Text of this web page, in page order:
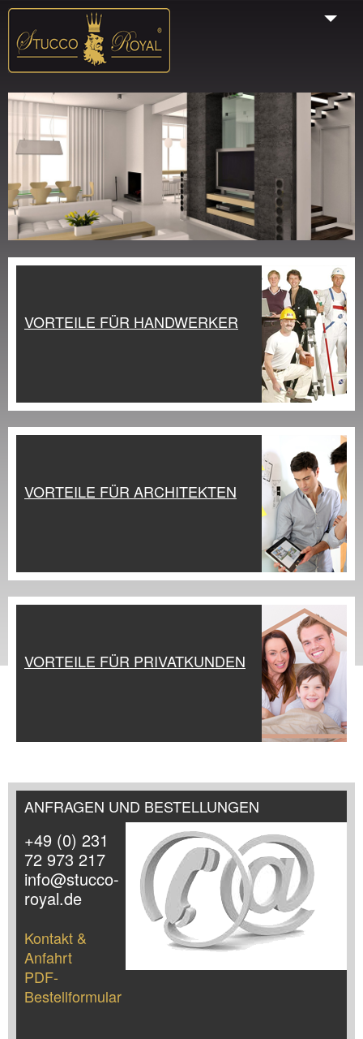
Start
Unternehmen
Produkte
Farbauswahl
Blog
VORTEILE FÜR HANDWERKER
VORTEILE FÜR ARCHITEKTEN
VORTEILE FÜR PRIVATKUNDEN
ANFRAGEN UND BESTELLUNGEN
+49 (0) 231
72 973 217
info@stucco-
royal.de
Kontakt &
Anfahrt
PDF-
Bestellformular